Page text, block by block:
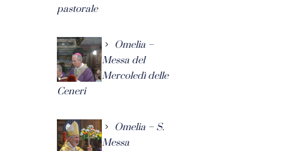
pastorale
Omelia –
Messa del
Mercoledì delle
Ceneri
Omelia – S.
Messa